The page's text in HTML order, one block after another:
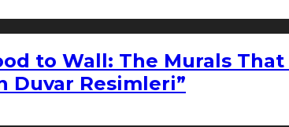
to Wall: The Murals That
Duvar Resimleri”